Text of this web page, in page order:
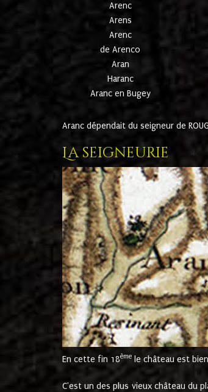
Arenc
Arens
Arenc
de Arenco
Aran
Haranc
Aranc en Bugey
Aranc dépendait du seigneur de
La seigneurie
En cette fin 18ème le château est
C'est un des plus vieux château du